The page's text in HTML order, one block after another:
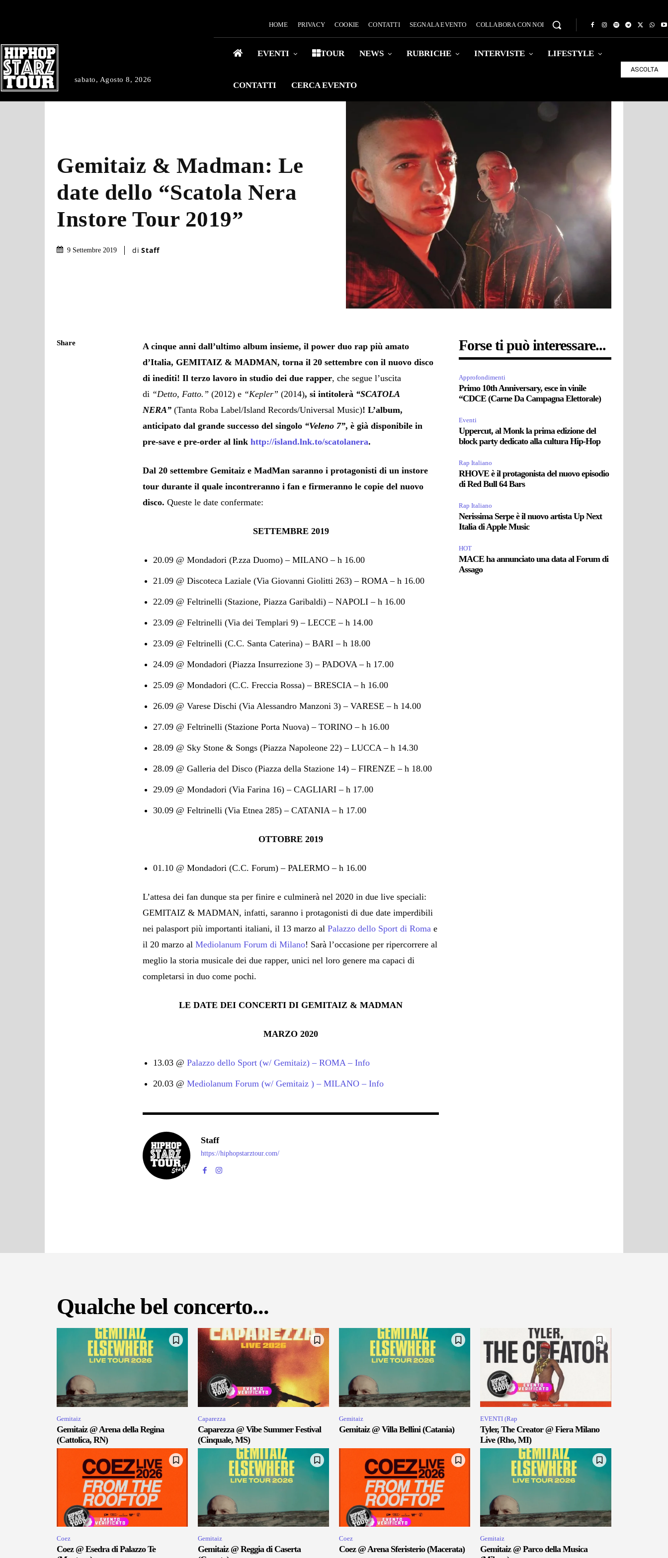
sabato, Agosto 8, 2026
HOME PRIVACY COOKIE CONTATTI SEGNALA EVENTO COLLABORA CON NOI
EVENTI TOUR NEWS RUBRICHE INTERVISTE LIFESTYLE
CONTATTI CERCA EVENTO
ASCOLTA
Gemitaiz & Madman: Le
date dello “Scatola Nera
Instore Tour 2019”
9 Settembre 2019 di Staff
Share
A cinque anni dall’ultimo album insieme, il power duo rap più amato
d’Italia, GEMITAIZ & MADMAN, torna il 20 settembre con il nuovo disco
di inediti! Il terzo lavoro in studio dei due rapper, che segue l’uscita
di “Detto, Fatto.” (2012) e “Kepler” (2014), si intitolerà “SCATOLA
NERA” (Tanta Roba Label/Island Records/Universal Music)! L’album,
anticipato dal grande successo del singolo “Veleno 7”, è già disponibile in
pre-save e pre-order al linkhttp://island.lnk.to/scatolanera.
Dal 20 settembre Gemitaiz e MadMan saranno i protagonisti di un instore
tour durante il quale incontreranno i fan e firmeranno le copie del nuovo
disco. Queste le date confermate:
SETTEMBRE 2019
20.09 @ Mondadori (P.zza Duomo) – MILANO – h 16.00
21.09 @ Discoteca Laziale (Via Giovanni Giolitti 263) – ROMA – h 16.00
22.09 @ Feltrinelli (Stazione, Piazza Garibaldi) – NAPOLI – h 16.00
23.09 @ Feltrinelli (Via dei Templari 9) – LECCE – h 14.00
23.09 @ Feltrinelli (C.C. Santa Caterina) – BARI – h 18.00
24.09 @ Mondadori (Piazza Insurrezione 3) – PADOVA – h 17.00
25.09 @ Mondadori (C.C. Freccia Rossa) – BRESCIA – h 16.00
26.09 @ Varese Dischi (Via Alessandro Manzoni 3) – VARESE – h 14.00
27.09 @ Feltrinelli (Stazione Porta Nuova) – TORINO – h 16.00
28.09 @ Sky Stone & Songs (Piazza Napoleone 22) – LUCCA – h 14.30
28.09 @ Galleria del Disco (Piazza della Stazione 14) – FIRENZE – h 18.00
29.09 @ Mondadori (Via Farina 16) – CAGLIARI – h 17.00
30.09 @ Feltrinelli (Via Etnea 285) – CATANIA – h 17.00
OTTOBRE 2019
01.10 @ Mondadori (C.C. Forum) – PALERMO – h 16.00
L’attesa dei fan dunque sta per finire e culminerà nel 2020 in due live speciali:
GEMITAIZ & MADMAN, infatti, saranno i protagonisti di due date imperdibili
nei palasport più importanti italiani, il 13 marzo alPalazzo dello Sport di Roma e
il 20 marzo alMediolanum Forum di Milano! Sarà l’occasione per ripercorrere al
meglio la storia musicale dei due rapper, unici nel loro genere ma capaci di
completarsi in duo come pochi.
LE DATE DEI CONCERTI DI GEMITAIZ & MADMAN
MARZO 2020
13.03 @Palazzo dello Sport (w/ Gemitaiz) – ROMA – Info
20.03 @Mediolanum Forum (w/ Gemitaiz ) – MILANO – Info
Staff
https://hiphopstarztour.com/
Forse ti può interessare...
Approfondimenti
Primo 10th Anniversary, esce in vinile
“CDCE (Carne Da Campagna Elettorale)
Eventi
Uppercut, al Monk la prima edizione del
block party dedicato alla cultura Hip-Hop
Rap Italiano
RHOVE è il protagonista del nuovo episodio
di Red Bull 64 Bars
Rap Italiano
Nerissima Serpe è il nuovo artista Up Next
Italia di Apple Music
HOT
MACE ha annunciato una data al Forum di
Assago
Qualche bel concerto...
Gemitaiz
Gemitaiz @ Arena della Regina
(Cattolica, RN)
Caparezza
Caparezza @ Vibe Summer Festival
(Cinquale, MS)
Gemitaiz
Gemitaiz @ Villa Bellini (Catania)
EVENTI (Rap
Tyler, The Creator @ Fiera Milano
Live (Rho, MI)
Coez
Coez @ Esedra di Palazzo Te
Gemitaiz
Gemitaiz @ Reggia di Caserta
Coez
Coez @ Arena Sferisterio (Macerata)
Gemitaiz
Gemitaiz @ Parco della Musica